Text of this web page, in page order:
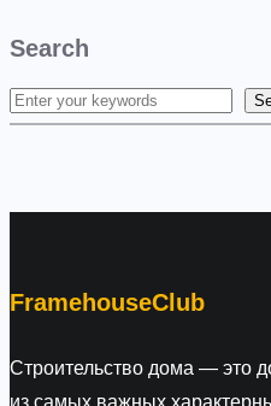
Search
S
FramehouseClub
Строительство дома — это